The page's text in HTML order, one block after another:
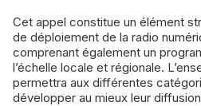
Cet appel constitue un élément
de déploiement de la radio
comprenant également un
l’échelle locale et régionale.
permettra aux différentes
développer au mieux leur